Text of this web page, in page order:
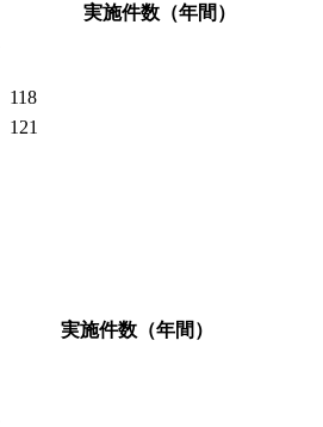
実施件数（年間）
118
121
実施件数（年間）